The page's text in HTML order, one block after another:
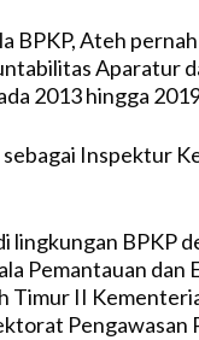
BPKP, Ateh
Aparatur
2013 hingga
Inspektur
lingkungan BPKP
Pemantauan dan
Timur II
Pengawasan